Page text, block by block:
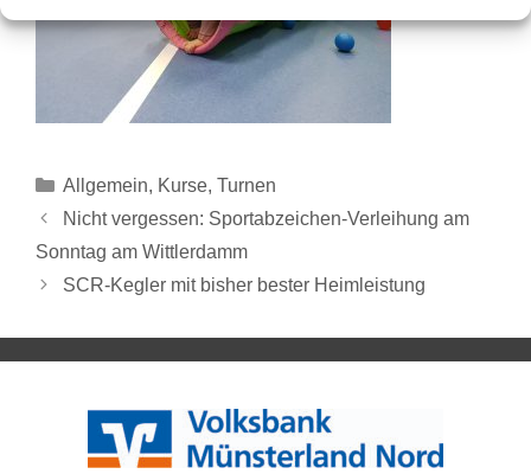
Allgemein, Kurse, Turnen
Nicht vergessen: Sportabzeichen-Verleihung am
Sonntag am Wittlerdamm
SCR-Kegler mit bisher bester Heimleistung